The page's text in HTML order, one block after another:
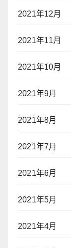
2021年12月
2021年11月
2021年10月
2021年9月
2021年8月
2021年7月
2021年6月
2021年5月
2021年4月